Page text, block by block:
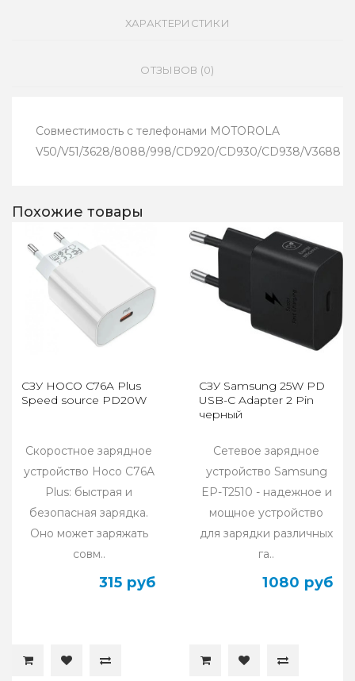
ХАРАКТЕРИСТИКИ
ОТЗЫВОВ (0)
Совместимость с телефонами MOTOROLA
V50/V51/3628/8088/998/CD920/CD930/CD938/V3688
Похожие товары
СЗУ HOCO C76A Plus
Speed source PD20W
Скоростное зарядное
устройство Hoco C76A
Plus: быстрая и
безопасная зарядка.
Оно может заряжать
совм..
315 руб
СЗУ Samsung 25W PD
USB-C Adapter 2 Pin
черный
Сетевое зарядное
устройство Samsung
EP-T2510 - надежное и
мощное устройство
для зарядки различных
га..
1080 руб